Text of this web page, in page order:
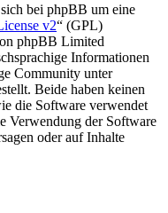
bei phpBB um eine
v2“ (GPL)
phpBB Limited
Informationen
Community unter
Beide haben keinen
die Software verwendet
Verwendung der Software
oder auf Inhalte